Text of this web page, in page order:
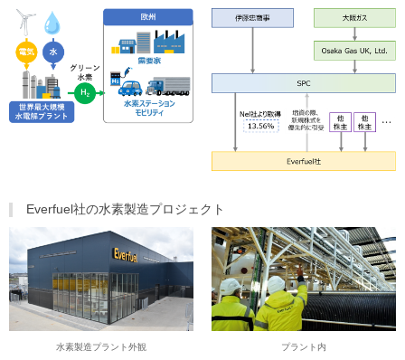
Everfuel社の水素製造プロジェクト
水素製造プラント外観 プラント内